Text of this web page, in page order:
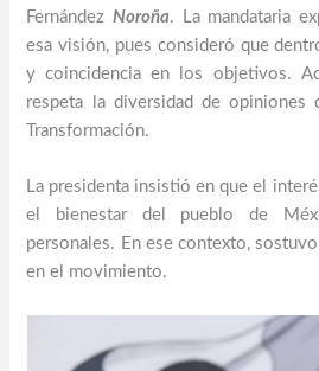
FernándezNoroña. La mandataria
esa visión, pues consideró que
y coincidencia en los objetivos.
respeta la diversidad de opiniones
Transformación.
La presidenta insistió en que el
el bienestar del pueblo de
personales. En ese contexto,
en el movimiento.